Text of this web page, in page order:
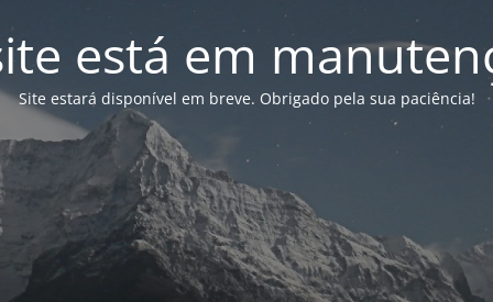
está em
Site estará disponível em breve. Obrigado pela sua paciência!